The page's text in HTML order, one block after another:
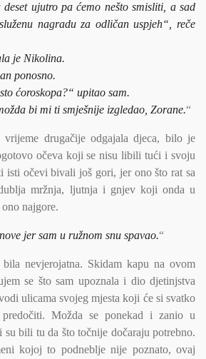
ujutro pa ćemo nešto smisliti, a sad
nagradu za odličan uspjeh“, reče
je Nikolina.
ponosno.
ćoroskopa?“ upitao sam.
bi mi ti smješnije izgledao, Zorane.“
drugačije odgajala djeca, bilo je
očeva koji se nisu libili tući i svoju
isti očevi bivali još gori, jer ono što rat sa
mržnja, ljutnja i gnjev koji onda u
najgore.
jer sam u ružnom snu spavao.“
nevjerojatna. Skidam kapu na ovom
se što sam upoznala i dio djetinjstva
ulicama svojeg mjesta koji će si svatko
Možda se ponekad i zanio u
bili tu da što točnije dočaraju potrebno.
kojoj to podneblje nije poznato, ovaj